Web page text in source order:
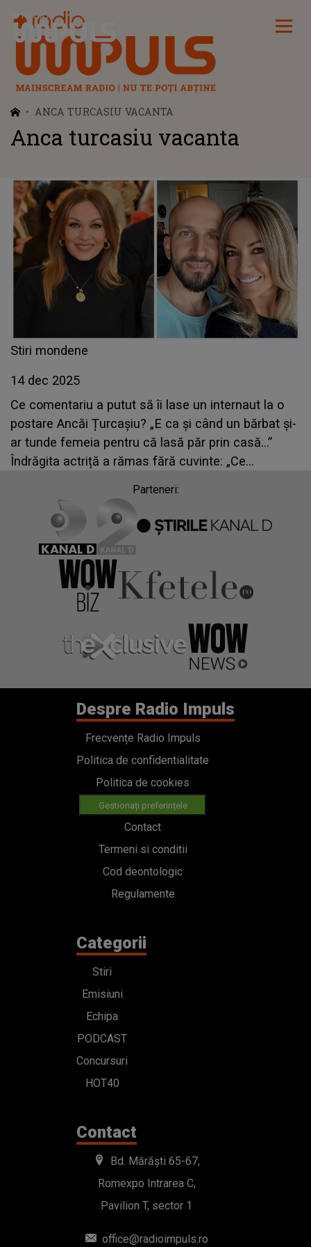
Radio Impuls
ANCA TURCASIU VACANTA
Anca turcasiu vacanta
Stiri mondene
14 dec 2025
Ce comentariu a putut să îi lase un internaut la o
postare Ancăi Țurcașiu? „E ca și când un bărbat și-
ar tunde femeia pentru că lasă păr prin casă...”
Îndrăgita actriță a rămas fără cuvinte: „Ce
Parteneri:
Despre Radio Impuls
Frecvențe Radio Impuls
Politica de confidentialitate
Politica de cookies
Gestionați preferințele
Contact
Termeni si conditii
Cod deontologic
Regulamente
Categorii
Stiri
Emisiuni
Echipa
PODCAST
Concursuri
HOT40
Contact
Bd. Mărăști 65-67,
Romexpo Intrarea C,
Pavilion T, sector 1
office@radioimpuls.ro